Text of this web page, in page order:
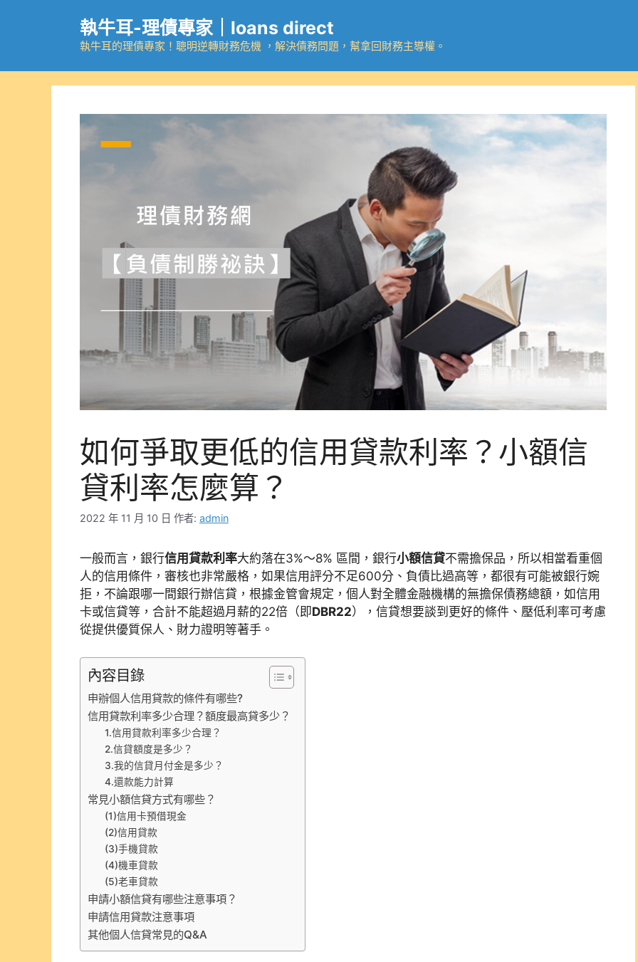
執牛耳-理債專家｜loans direct
執牛耳的理債專家！聰明逆轉財務危機 ，解決債務問題，幫拿回財務主導權。
如何爭取更低的信用貸款利率？小額信
貸利率怎麼算？
2022 年 11 月 10 日 作者: admin
一般而言，銀行信用貸款利率大約落在3%～8% 區間，銀行小額信貸不需擔保品，所以相當看重個
人的信用條件，審核也非常嚴格，如果信用評分不足600分、負債比過高等，都很有可能被銀行婉
拒，不論跟哪一間銀行辦信貸，根據金管會規定，個人對全體金融機構的無擔保債務總額，如信用
卡或信貸等，合計不能超過月薪的22倍（即DBR22），信貸想要談到更好的條件、壓低利率可考慮
從提供優質保人、財力證明等著手。
內容目錄
申辦個人信用貸款的條件有哪些?
信用貸款利率多少合理？額度最高貸多少？
1.信用貸款利率多少合理？
2.信貸額度是多少？
3.我的信貸月付金是多少？
4.還款能力計算
常見小額信貸方式有哪些？
(1)信用卡預借現金
(2)信用貸款
(3)手機貸款
(4)機車貸款
(5)老車貸款
申請小額信貸有哪些注意事項？
申請信用貸款注意事項
其他個人信貸常見的Q&A